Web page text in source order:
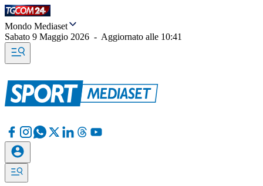
Mondo Mediaset
Sabato 9 Maggio 2026 - Aggiornato alle 10:41